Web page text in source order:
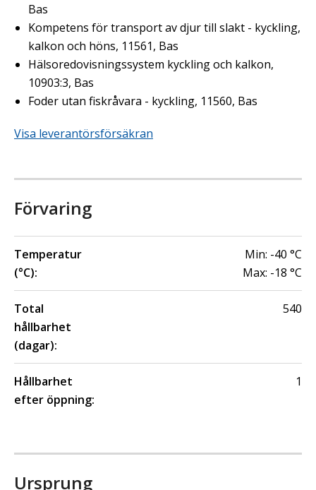
Bas
Kompetens för transport av djur till slakt - kyckling,
kalkon och höns, 11561, Bas
Hälsoredovisningssystem kyckling och kalkon,
10903:3, Bas
Foder utan fiskråvara - kyckling, 11560, Bas
Visa leverantörsförsäkran
Förvaring
Temperatur
(°C):
Min: -40 °C
Max: -18 °C
Total
hållbarhet
(dagar):
540
Hållbarhet
efter öppning:
1
Ursprung